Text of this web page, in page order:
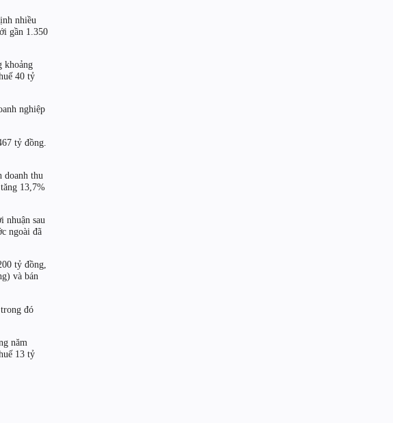
nhiều
gần 1.350
khoảng
40 tỷ
nghiệp
tỷ đồng.
doanh thu
13,7%
nhuận sau
ngoài đã
tỷ đồng,
và bán
đó
năm
13 tỷ